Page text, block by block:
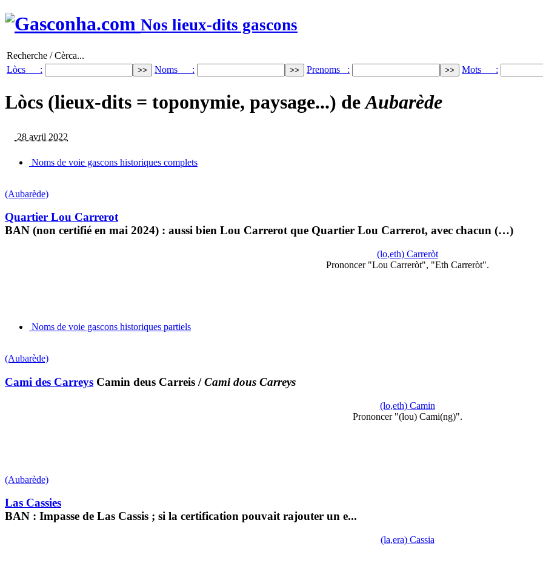
Nos lieux-dits gascons
Recherche / Cèrca...
Lòcs :
Noms : Prenoms : Mots :
Lòcs (lieux-dits = toponymie, paysage...) deAubarède
28 avril 2022
Noms de voie gascons historiques complets
(Aubarède)
Quartier Lou Carrerot
BAN (non certifié en mai 2024) : aussi bien Lou Carrerot que Quartier Lou Carrerot, avec chacun (…)
(lo,eth) Carreròt
Prononcer "Lou Carreròt", "Eth Carreròt".
Noms de voie gascons historiques partiels
(Aubarède)
Cami des Carreys Camin deus Carreis /Cami dous Carreys
(lo,eth) Camin
Prononcer "(lou) Cami(ng)".
(Aubarède)
Las Cassies
BAN : Impasse de Las Cassis ; si la certification pouvait rajouter un e...
(la,era) Cassia